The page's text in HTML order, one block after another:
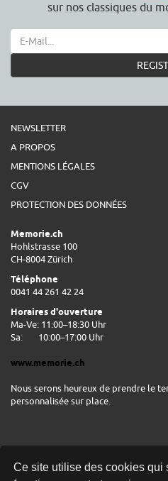
Ce site utilise des cookies qui
sur nos classiques du
NEWSLETTER
A PROPOS
MENTIONS LÉGALES
CGV
PROTECTION DES DONNÉES
Memorie.ch
Hohlstrasse 100
CH-8004 Zürich
Téléphone
0041 44 261 42 24
Horaires d'ouverture
Ma-Ve: 11:00–18:30 Uhr
Sa:
10:00–17:00 Uhr
www.memorie.ch
Nous serons heureux de prendre le
personnalisée sur place.